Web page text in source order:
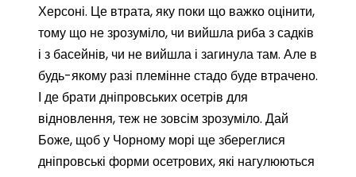
Херсоні. Це втрата, яку поки що важко оцінити,
тому що не зрозуміло, чи вийшла риба з садків
і з басейнів, чи не вийшла і загинула там. Але в
будь-якому разі племінне стадо буде втрачено.
І де брати дніпровських осетрів для
відновлення, теж не зовсім зрозуміло. Дай
Боже, щоб у Чорному морі ще збереглися
дніпровські форми осетрових, які нагулюються